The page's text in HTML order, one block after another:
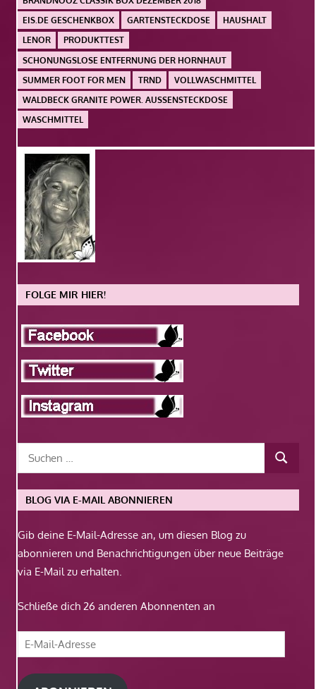
EIS.DE GESCHENKBOX
GARTENSTECKDOSE
HAUSHALT
LENOR
PRODUKTTEST
SCHONUNGSLOSE ENTFERNUNG DER HORNHAUT
SUMMER FOOT FOR MEN
TRND
VOLLWASCHMITTEL
WALDBECK GRANITE POWER. AUSSENSTECKDOSE
WASCHMITTEL
FOLGE MIR HIER!
BLOG VIA E-MAIL ABONNIEREN
Gib deine E-Mail-Adresse an, um diesen Blog zu
abonnieren und Benachrichtigungen über neue Beiträge
via E-Mail zu erhalten.
Schließe dich 26 anderen Abonnenten an
E-
Mail-
Adresse